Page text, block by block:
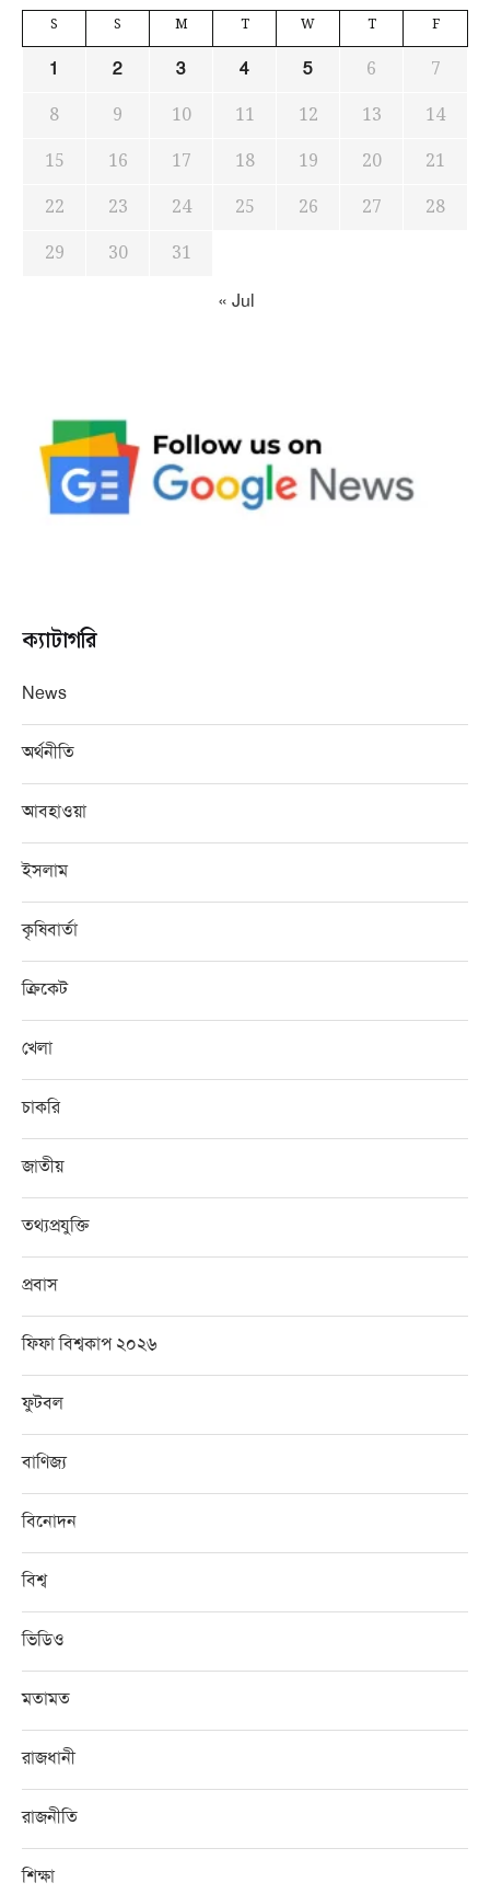
S S M T W T F
1 2 3 4 5 6
7
8
9 10 11 12 13
14
15
16 17 18 19 20
21
22
23 24 25 26 27
28
29
30 31
« Jul
ক্যাটাগরি
News
অর্থনীতি
আবহাওয়া
ইসলাম
কৃষিবার্তা
ক্রিকেট
খেলা
চাকরি
জাতীয়
তথ্যপ্রযুক্তি
প্রবাস
ফিফা বিশ্বকাপ ২০২৬
ফুটবল
বাণিজ্য
বিনোদন
বিশ্ব
ভিডিও
মতামত
রাজধানী
রাজনীতি
শিক্ষা